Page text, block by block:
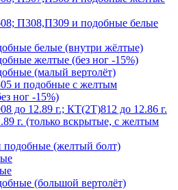
П308,П309 и подобные белые
белые (внутри жёлтые)
желтые (без ног -15%)
(малый вертолёт)
и подобные с желтым
ног -15%)
до 12.89 г.; КТ(2Т)812 до 12.86 г.
г. (только вскрытые, с желтым
(желтый болт)
(большой вертолёт)